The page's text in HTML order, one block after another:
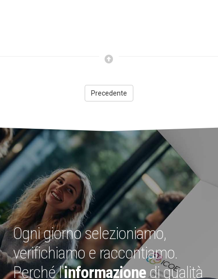
Precedente
Ogni giorno selezioniamo,
verifichiamo e raccontiamo.
Perché l'informazionedi qualità